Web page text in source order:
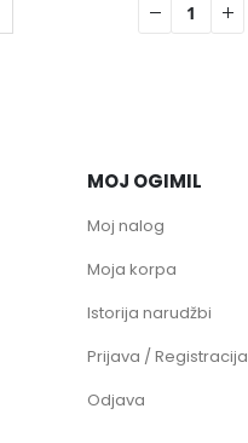
MOJ OGIMIL
Moj nalog
Moja korpa
Istorija narudžbi
Prijava / Registracija
Odjava